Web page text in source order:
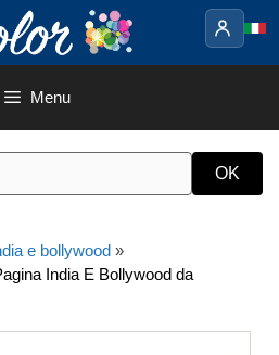
Menu
e bollywood »
India E Bollywood da